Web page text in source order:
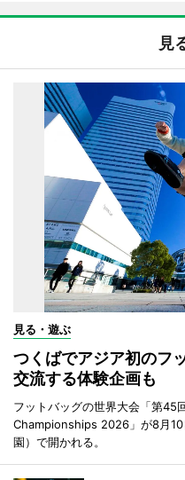
見
見る・遊ぶ
つくばでアジア初のフ
交流する体験企画も
フットバッグの世界大会「第45
Championships 2026」が8月10
園）で開かれる。